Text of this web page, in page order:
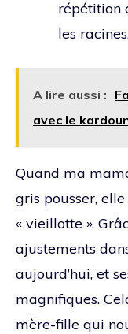
répétition
les
A lire aussi :
avec le
Quand ma
gris pousser,
« vieillotte ».
ajustements
aujourd’hui, et
magnifiques.
mère-fille qui